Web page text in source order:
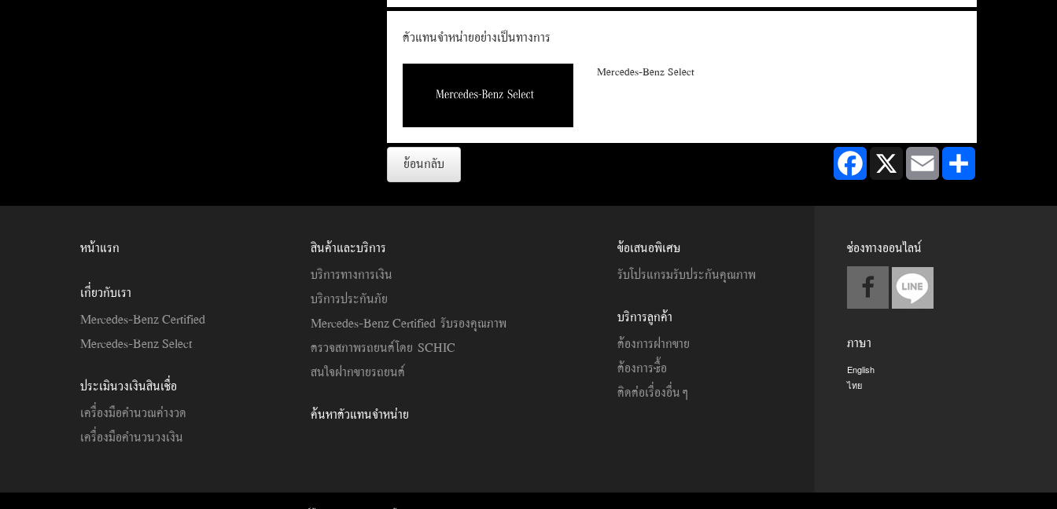
ตัวแทนจำหน่ายอย่างเป็นทางการ
Mercedes-Benz Select
ย้อนกลับ Facebook X Email
หน้าแรก
เกี่ยวกับเรา
Mercedes-Benz Certified
Mercedes-Benz Select
ประเมินวงเงินสินเชื่อ
เครื่องมือคำนวณค่างวด
เครื่องมือคำนวนวงเงิน
สินค้าและบริการ
บริการทางการเงิน
บริการประกันภัย
Mercedes-Benz Certified รับรองคุณภาพ
ตรวจสภาพรถยนต์โดย SCHIC
สนใจฝากขายรถยนต์
ค้นหาตัวแทนจำหน่าย
ข้อเสนอพิเศษ
รับโปรแกรมรับประกันคุณภาพ
บริการลูกค้า
ต้องการฝากขาย
ต้องการซื้อ
ติดต่อเรื่องอื่นๆ
ช่องทางออนไลน์
ภาษา
English
ไทย